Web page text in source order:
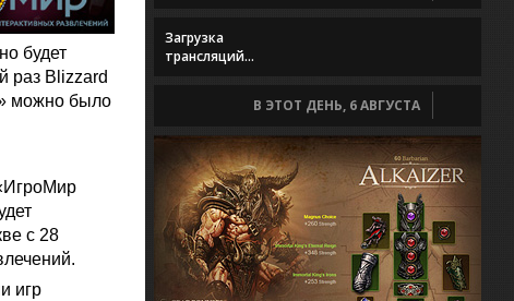
будет
раз Blizzard
можно было
с 28
игр
Загрузка
трансляций...
В ЭТОТ ДЕНЬ, 6 АВГУСТА